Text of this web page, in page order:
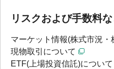
リスクおよび手数料
マーケット情報(株式市況・
現物取引について
ETF(上場投資信託)について